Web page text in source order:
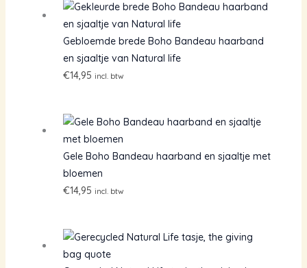
Gebloemde brede Boho Bandeau haarband
en sjaaltje van Natural life
€14,95 incl. btw
Gele Boho Bandeau haarband en sjaaltje met
bloemen
€14,95 incl. btw